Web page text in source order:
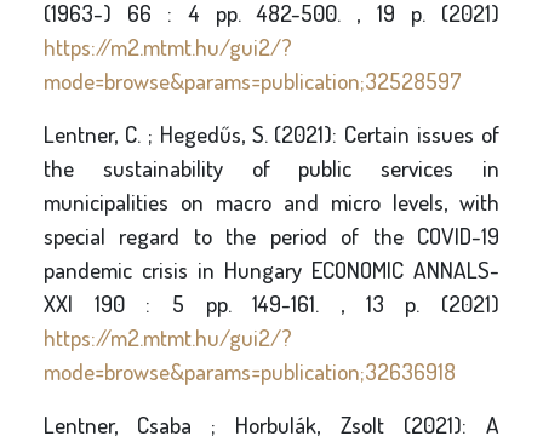
(1963-) 66 : 4 pp. 482-500. , 19 p. (2021)
https://m2.mtmt.hu/gui2/?
mode=browse&params=publication;32528597
Lentner, C. ; Hegedűs, S. (2021): Certain issues of
the sustainability of public services in
municipalities on macro and micro levels, with
special regard to the period of the COVID-19
pandemic crisis in Hungary ECONOMIC ANNALS-
XXI 190 : 5 pp. 149-161. , 13 p. (2021)
https://m2.mtmt.hu/gui2/?
mode=browse&params=publication;32636918
Lentner, Csaba ; Horbulák, Zsolt (2021): A